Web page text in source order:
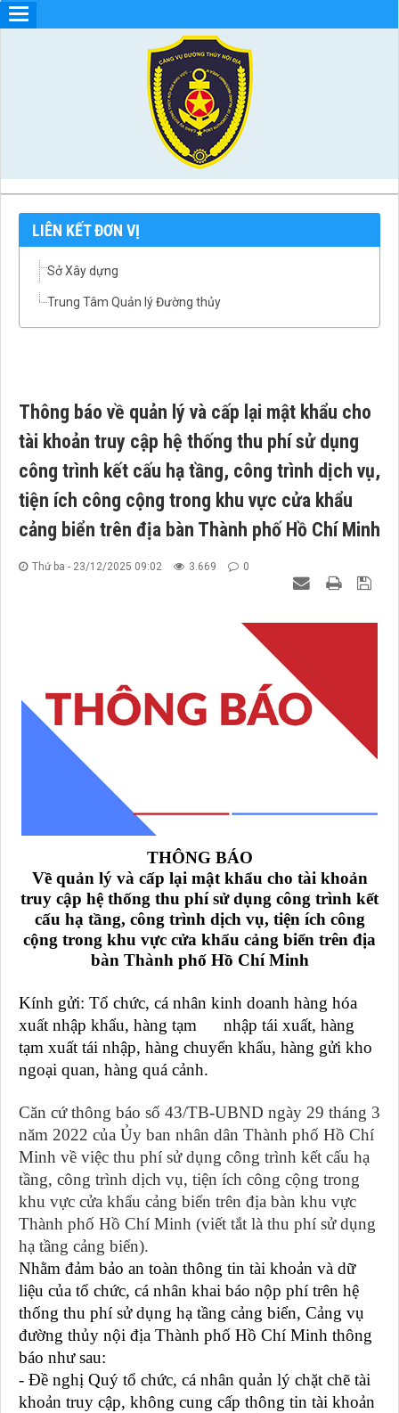
LIÊN KẾT ĐƠN VỊ
Sở Xây dựng
Trung Tâm Quản lý Đường thủy
Thông báo về quản lý và cấp lại mật khẩu cho
tài khoản truy cập hệ thống thu phí sử dụng
công trình kết cấu hạ tầng, công trình dịch vụ,
tiện ích công cộng trong khu vực cửa khẩu
cảng biển trên địa bàn Thành phố Hồ Chí Minh
Thứ ba - 23/12/2025 09:02 3.669 0
THÔNG BÁO
Về quản lý và cấp lại mật khẩu cho tài khoản
truy cập hệ thống thu phí sử dụng công trình kết
cấu hạ tầng, công trình dịch vụ, tiện ích công
cộng trong khu vực cửa khẩu cảng biển trên địa
bàn Thành phố Hồ Chí Minh
Kính gửi: Tổ chức, cá nhân kinh doanh hàng hóa
xuất nhập khẩu, hàng tạm nhập tái xuất, hàng
tạm xuất tái nhập, hàng chuyển khẩu, hàng gửi kho
ngoại quan, hàng quá cảnh.
Căn cứthông báo số 43/TB-UBND ngày 29 tháng 3
năm 2022 của Ủy ban nhân dân Thành phố Hồ Chí
Minh về việc thu phí sử dụng công trình kết cấu hạ
tầng, công trình dịch vụ, tiện ích công cộng trong
khu vực cửa khẩu cảng biển trên địa bàn khu vực
Thành phố Hồ Chí Minh (viết tắt là thu phí sử dụng
hạ tầng cảng biển).
Nhằm đảm bảo an toàn thông tin tài khoản và dữ
liệu của tổ chức, cá nhân khai báo nộp phí trên hệ
thống thu phí sử dụng hạ tầng cảng biển, Cảng vụ
đường thủy nội địa Thành phố Hồ Chí Minh thông
báo như sau:
- Đề nghị Quý tổ chức, cá nhân quản lý chặt chẽ tài
khoản truy cập, không cung cấp thông tin tài khoản